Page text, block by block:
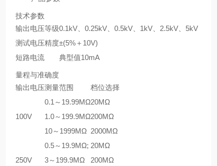
技术参数
输出电压等级0.1kV、0.25kV、0.5kV、1kV、2.5kV、5kV
测试电压精度±(5%＋10V)
短路电流
典型值10mA
量程与准确度
输出电压测量范围 档位选择
100V
0.1～19.99MΩ20MΩ
1.0～199.9MΩ200MΩ
10～1999MΩ 2000MΩ
250V
0.5～19.9MΩ; 20MΩ
3～199.9MΩ
200MΩ